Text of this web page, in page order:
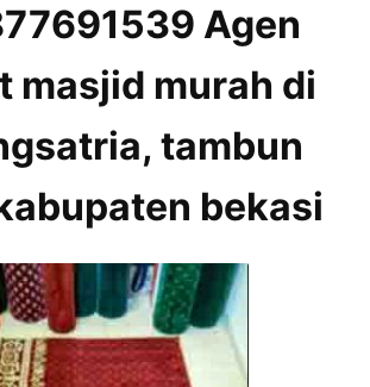
Agen
masjid murah di
tambun
bekasi